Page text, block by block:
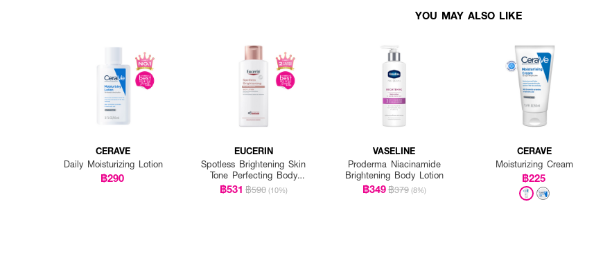
YOU MAY ALSO LIKE
CERAVE
Daily Moisturizing Lotion
฿290
EUCERIN
Spotless Brightening Skin
Tone Perfecting Body
Lotion
฿531 ฿590 (10%)
VASELINE
Proderma Niacinamide
Brightening Body Lotion
฿349฿379 (8%)
CERAVE
Moisturizing Cream
฿225